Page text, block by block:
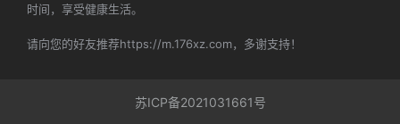
时间，享受健康生活。
请向您的好友推荐https://m.176xz.com，多谢支持！
苏ICP备2021031661号